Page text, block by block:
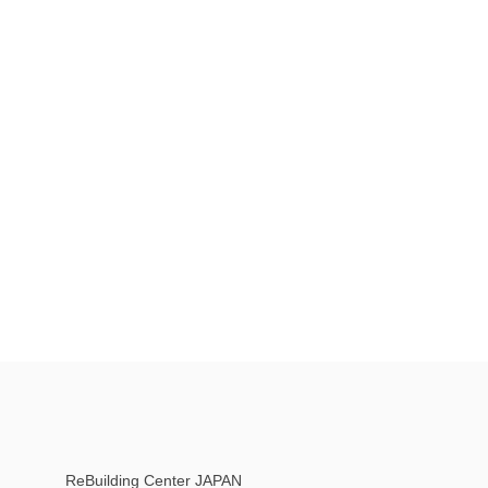
ReBuilding Center JAPAN